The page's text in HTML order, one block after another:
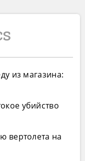
из магазина:
убийство
вертолета на